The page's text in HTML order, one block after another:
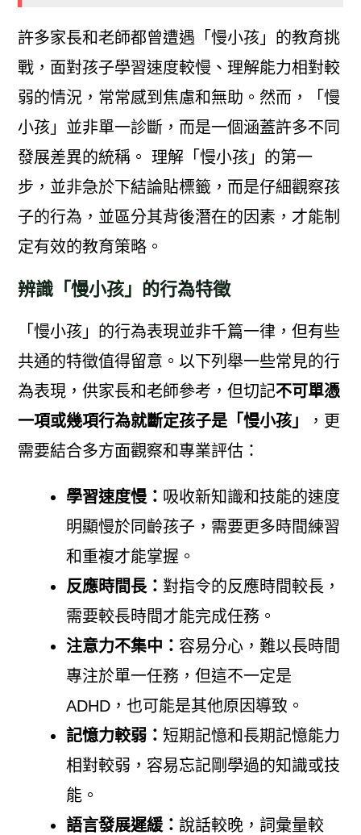
許多家長和老師都曾遭遇「慢小孩」的教育挑
戰，面對孩子學習速度較慢、理解能力相對較
弱的情況，常常感到焦慮和無助。然而，「慢
小孩」並非單一診斷，而是一個涵蓋許多不同
發展差異的統稱。 理解「慢小孩」的第一
步，並非急於下結論貼標籤，而是仔細觀察孩
子的行為，並區分其背後潛在的因素，才能制
定有效的教育策略。
辨識「慢小孩」的行為特徵
「慢小孩」的行為表現並非千篇一律，但有些
共通的特徵值得留意。以下列舉一些常見的行
為表現，供家長和老師參考，但切記不可單憑
一項或幾項行為就斷定孩子是「慢小孩」
，更
需要結合多方面觀察和專業評估：
學習速度慢： 吸收新知識和技能的速度
明顯慢於同齡孩子，需要更多時間練習
和重複才能掌握。
反應時間長： 對指令的反應時間較長，
需要較長時間才能完成任務。
注意力不集中： 容易分心，難以長時間
專注於單一任務，但這不一定是
ADHD，也可能是其他原因導致。
記憶力較弱： 短期記憶和長期記憶能力
相對較弱，容易忘記剛學過的知識或技
能。
語言發展遲緩： 說話較晚，詞彙量較